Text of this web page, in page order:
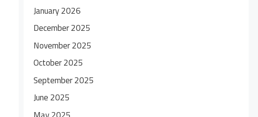
January 2026
December 2025
November 2025
October 2025
September 2025
June 2025